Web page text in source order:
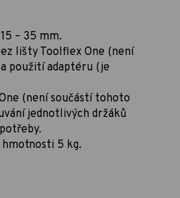
– 35 mm.
lišty Toolflex One (není
použití adaptéru (je
(není součástí tohoto
jednotlivých držáků
5 kg.